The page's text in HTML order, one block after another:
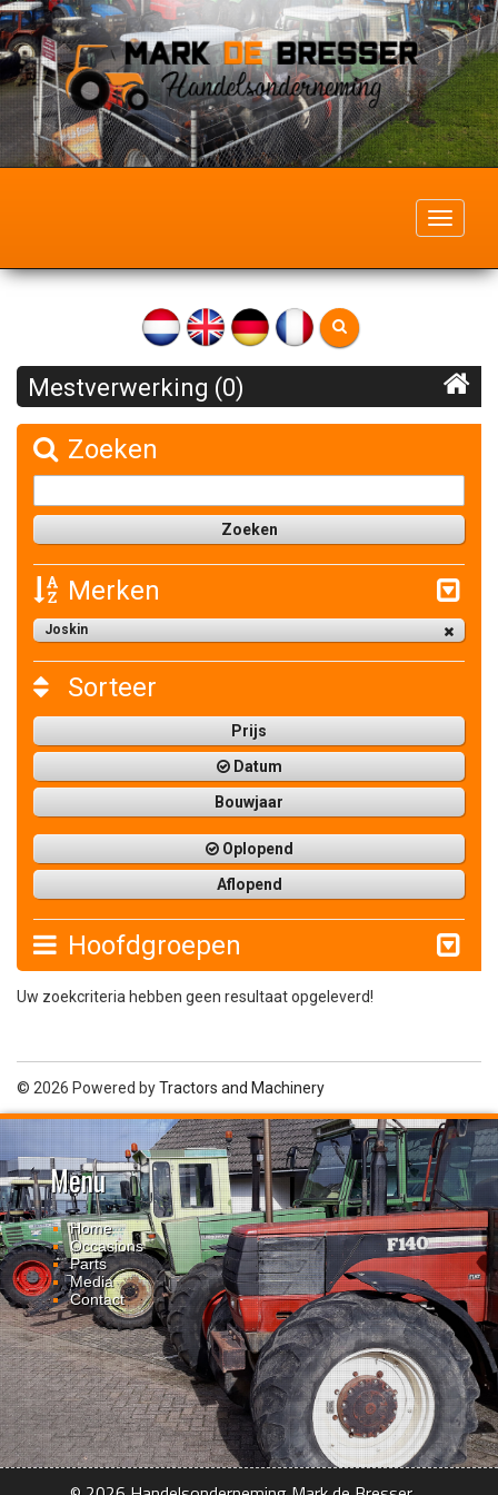
Toggle
Mestverwerking (0)
Zoeken
Merken
Joskin
Sorteer
Prijs
Datum
Bouwjaar
Oplopend
Aflopend
Hoofdgroepen
Uw zoekcriteria hebben geen resultaat opgeleverd!
© 2026 Powered byTractors and Machinery
Menu
Home
Occasions
Parts
Media
Contact